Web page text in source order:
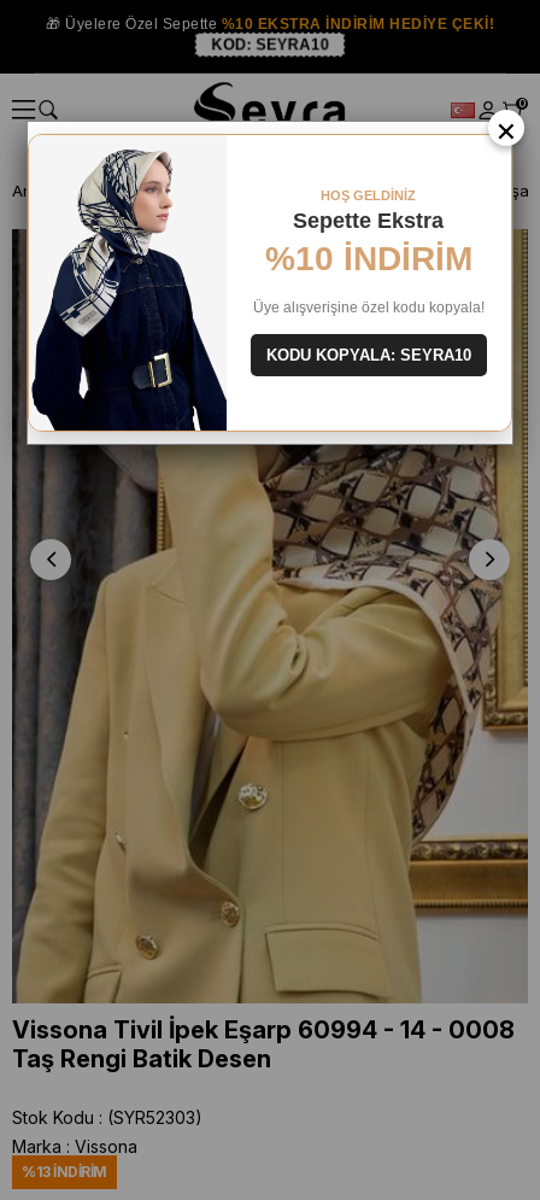
🎁 Üyelere Özel Sepette %10 EKSTRA İNDİRİM HEDİYE ÇEKİ!
KOD: SEYRA10
0
Anasayfa İPEK EŞARP Vissona İpek Eşarp
Vissona Tivil İpek Eşarp 60994 - 14 - 0008
Taş Rengi Batik Desen
Stok Kodu
(SYR52303)
Marka : Vissona
%13İNDIRIM
×
HOŞ GELDİNİZ
Sepette Ekstra
%10 İNDİRİM
Üye alışverişine özel kodu kopyala!
KODU KOPYALA: SEYRA10